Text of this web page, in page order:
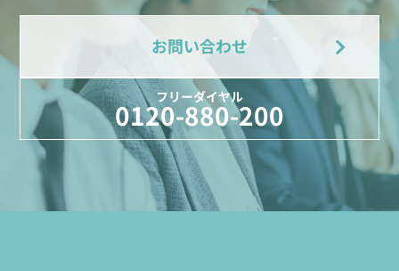
お問い合わせ
フリーダイヤル
0120-880-200